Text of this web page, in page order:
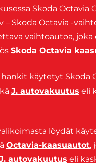
Skoda Octavia
– Skoda Octavia -
vaihtoautoa,
Skoda Octavia
käytetyt Skoda
J. autovakuutus eli
löydät
Octavia-kaasuautot,
autovakuutus eli